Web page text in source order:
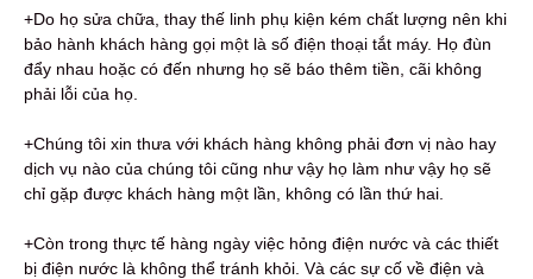
+Do họ sửa chữa, thay thế linh phụ kiện kém chất lượng nên khi
bảo hành khách hàng gọi một là số điện thoại tắt máy. Họ đùn
đẩy nhau hoặc có đến nhưng họ sẽ báo thêm tiền, cãi không
phải lỗi của họ.
+Chúng tôi xin thưa với khách hàng không phải đơn vị nào hay
dịch vụ nào của chúng tôi cũng như vậy họ làm như vậy họ sẽ
chỉ gặp được khách hàng một lần, không có lần thứ hai.
+Còn trong thực tế hàng ngày việc hỏng điện nước và các thiết
bị điện nước là không thể tránh khỏi. Và các sự cố về điện và